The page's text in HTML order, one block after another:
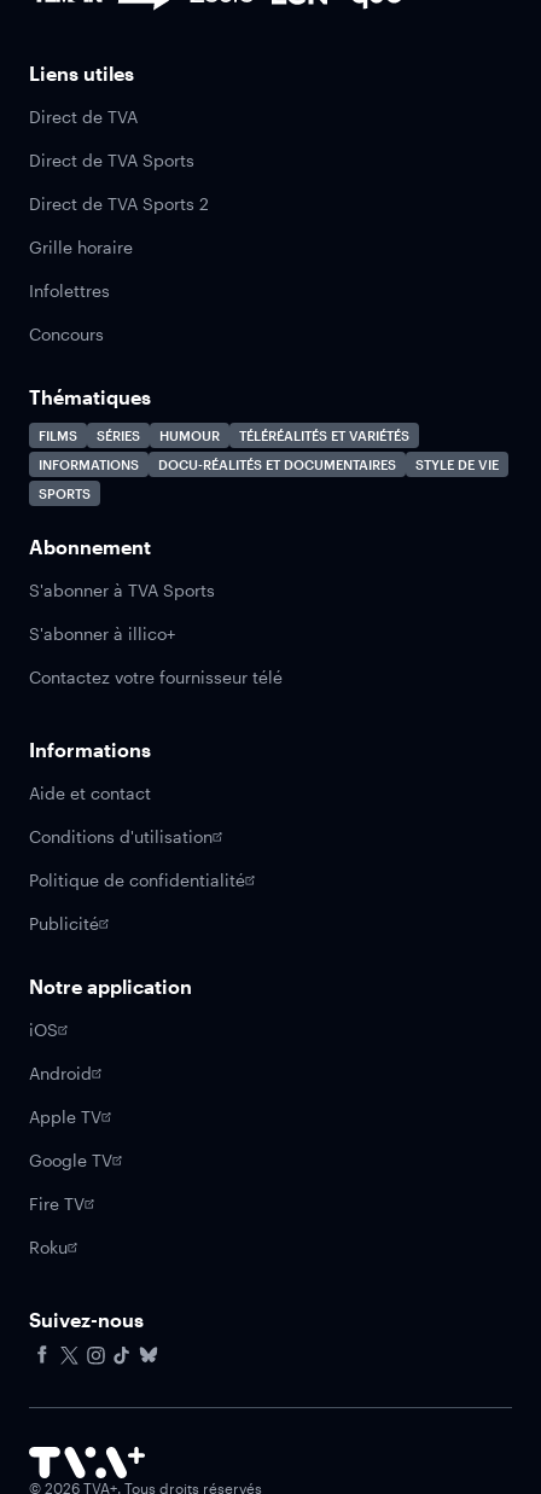
Liens utiles
Direct de TVA
Direct de TVA Sports
Direct de TVA Sports 2
Grille horaire
Infolettres
Concours
Thématiques
FILMS SÉRIES HUMOUR
TÉLÉRÉALITÉS ET VARIÉTÉS
INFORMATIONS
DOCU-RÉALITÉS ET DOCUMENTAIRES
STYLE DE VIE
SPORTS
Abonnement
S'abonner à TVA Sports
S'abonner à illico+
Contactez votre fournisseur télé
Informations
Aide et contact
Conditions d'utilisation
Politique de confidentialité
Publicité
Notre application
iOS
Android
Apple TV
Google TV
Fire TV
Roku
Suivez-nous
© 2026 TVA+. Tous droits réservés